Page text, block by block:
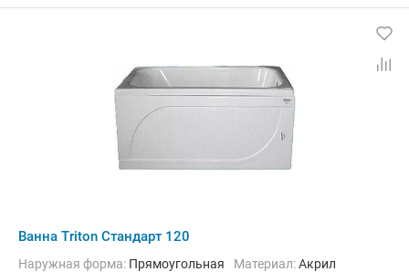
Ванна Triton Стандарт 120
Наружная форма: Прямоугольная Материал:Акрил